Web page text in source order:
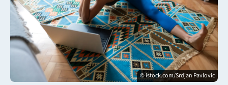
© istock.com/Srdjan Pavlovic